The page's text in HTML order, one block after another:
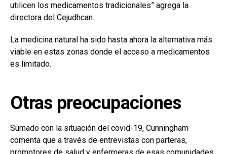
utilicen los medicamentos tradicionales” agrega la
directora del Cejudhcan.
La medicina natural ha sido hasta ahora la alternativa más
viable en estas zonas donde el acceso a medicamentos
es limitado.
Otras preocupaciones
Sumado con la situación del covid-19, Cunningham
comenta que a través de entrevistas con parteras,